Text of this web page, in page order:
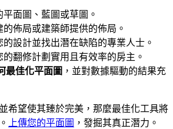
面圖、藍圖或草圖。
佈局或建築師提供的佈局。
設計並找出潛在缺陷的專業人士。
翻修計劃實用且有效率的房主。
最佳化平面圖 ，並對數據驅動的結果充
希望使其臻於完美，那麼最佳化工具將
上傳您的平面圖 ，發掘其真正潛力。